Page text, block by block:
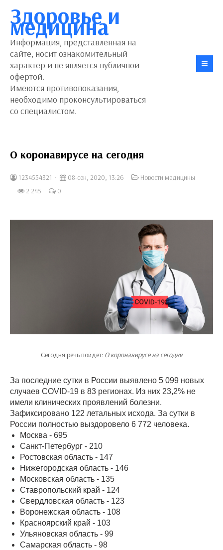
Здоровье и
медицина
Информация, представленная на
сайте, носит ознакомительный
характер и не является публичной
офертой.
Имеются противопоказания,
необходимо проконсультироваться
со специалистом.
О коронавирусе на сегодня
1234554321 08-сен, 2020, 13:26
Новости медицины
2 245
0
Сегодня речь пойдет: О коронавирусе на сегодня
За последние сутки в России выявлено 5 099 новых
случаев COVID-19 в 83 регионах. Из них 23,2% не
имели клинических проявлений болезни.
Зафиксировано 122 летальных исхода. За сутки в
России полностью выздоровело 6 772 человека.
Москва - 695
Санкт-Петербург - 210
Ростовская область - 147
Нижегородская область - 146
Московская область - 135
Ставропольский край - 124
Свердловская область - 123
Воронежская область - 108
Красноярский край - 103
Ульяновская область - 99
Самарская область - 98